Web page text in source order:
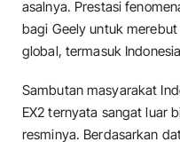
asalnya. Prestasi
bagi Geely untuk
global, termasuk
​Sambutan masyarakat
EX2 ternyata sangat luar
resminya. Berdasarkan